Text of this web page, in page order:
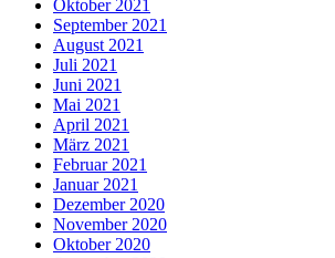
Oktober 2021
September 2021
August 2021
Juli 2021
Juni 2021
Mai 2021
April 2021
März 2021
Februar 2021
Januar 2021
Dezember 2020
November 2020
Oktober 2020